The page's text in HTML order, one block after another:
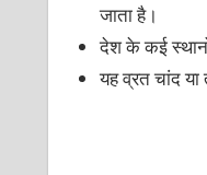
जाता है।
देश के कई
यह व्रत चांद या